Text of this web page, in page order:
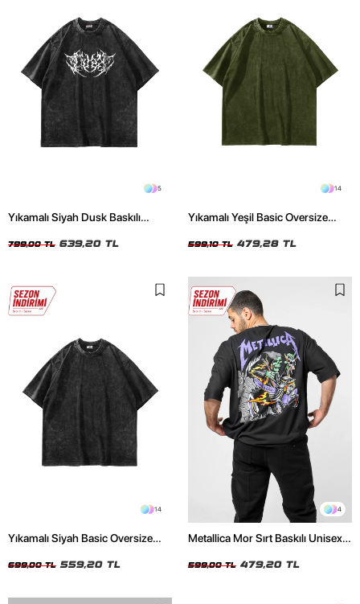
5
Yıkamalı Siyah Dusk Baskılı
799,00 TL 639,20 TL
14
Yıkamalı Yeşil Basic Oversize
599,10 TL 479,28 TL
14
Yıkamalı Siyah Basic Oversize
699,00 TL 559,20 TL
4
Metallica Mor Sırt Baskılı Unisex
599,00 TL 479,20 TL